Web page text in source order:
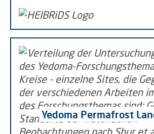
Yedoma Permafrost